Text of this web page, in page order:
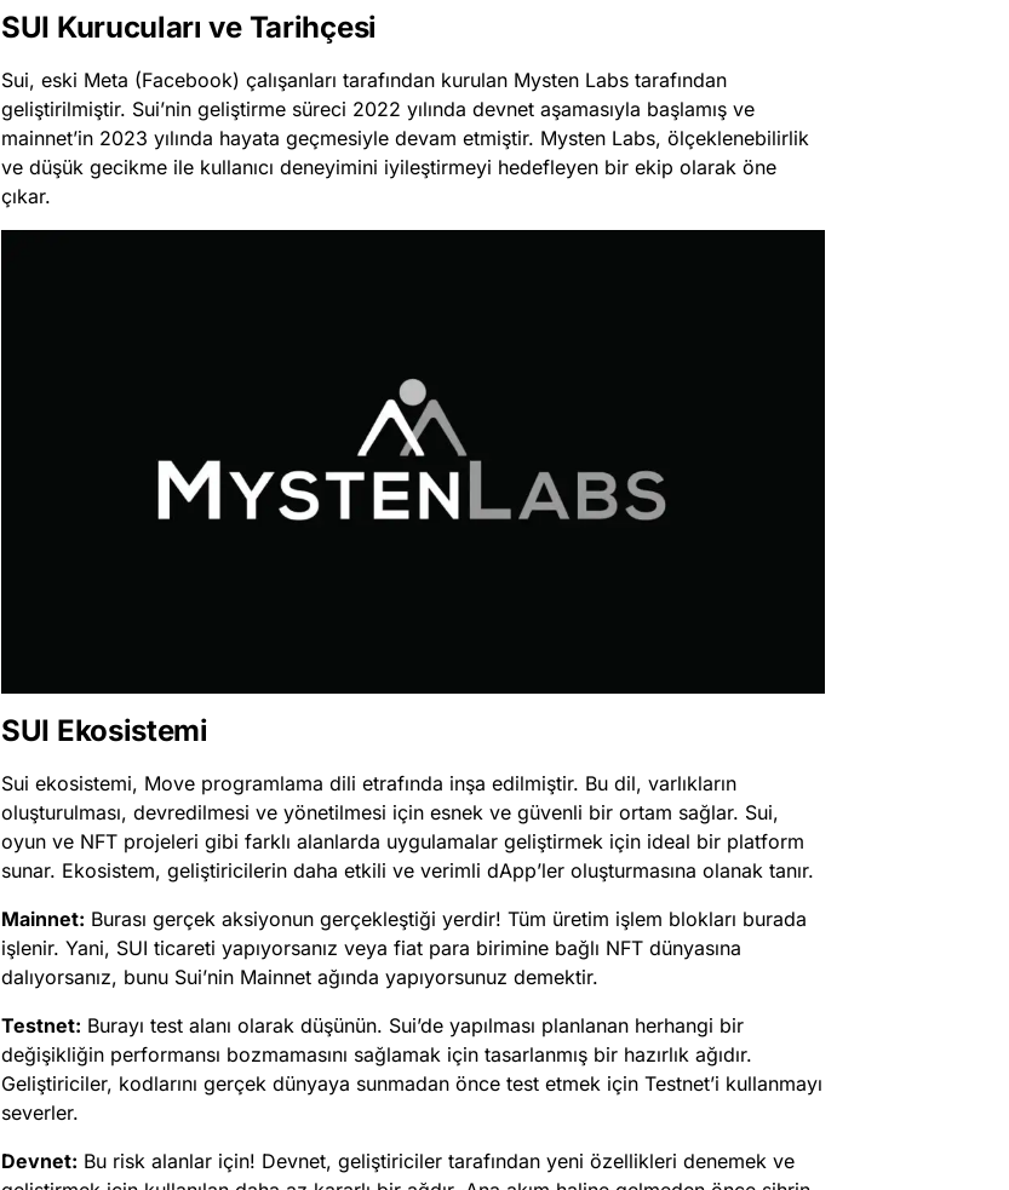
SUI Kurucuları ve Tarihçesi
Sui, eski Meta (Facebook) çalışanları tarafından kurulan Mysten Labs tarafından
geliştirilmiştir. Sui’nin geliştirme süreci 2022 yılında devnet aşamasıyla başlamış ve
mainnet’in 2023 yılında hayata geçmesiyle devam etmiştir​​. Mysten Labs, ölçeklenebilirlik
ve düşük gecikme ile kullanıcı deneyimini iyileştirmeyi hedefleyen bir ekip olarak öne
çıkar.
SUI Ekosistemi
Sui ekosistemi, Move programlama dili etrafında inşa edilmiştir. Bu dil, varlıkların
oluşturulması, devredilmesi ve yönetilmesi için esnek ve güvenli bir ortam sağlar. Sui,
oyun ve NFT projeleri gibi farklı alanlarda uygulamalar geliştirmek için ideal bir platform
sunar. Ekosistem, geliştiricilerin daha etkili ve verimli dApp’ler oluşturmasına olanak tanır​​.
Mainnet: Burası gerçek aksiyonun gerçekleştiği yerdir! Tüm üretim işlem blokları burada
işlenir. Yani, SUI ticareti yapıyorsanız veya fiat para birimine bağlı NFT dünyasına
dalıyorsanız, bunu Sui’nin Mainnet ağında yapıyorsunuz demektir.
Testnet: Burayı test alanı olarak düşünün. Sui’de yapılması planlanan herhangi bir
değişikliğin performansı bozmamasını sağlamak için tasarlanmış bir hazırlık ağıdır.
Geliştiriciler, kodlarını gerçek dünyaya sunmadan önce test etmek için Testnet’i kullanmayı
severler.
Devnet: Bu risk alanlar için! Devnet, geliştiriciler tarafından yeni özellikleri denemek ve